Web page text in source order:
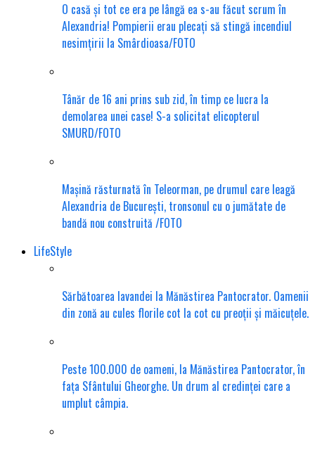
O casă și tot ce era pe lângă ea s-au făcut scrum în
Alexandria! Pompierii erau plecați să stingă incendiul
nesimțirii la Smârdioasa/FOTO
Tânăr de 16 ani prins sub zid, în timp ce lucra la
demolarea unei case! S-a solicitat elicopterul
SMURD/FOTO
Mașină răsturnată în Teleorman, pe drumul care leagă
Alexandria de București, tronsonul cu o jumătate de
bandă nou construită /FOTO
LifeStyle
Sărbătoarea lavandei la Mănăstirea Pantocrator. Oamenii
din zonă au cules florile cot la cot cu preoții și măicuțele.
Peste 100.000 de oameni, la Mănăstirea Pantocrator, în
fața Sfântului Gheorghe. Un drum al credinței care a
umplut câmpia.